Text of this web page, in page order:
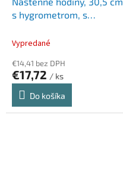
s hygrometrom, s
chrómové
Vypredané
€14,41 bez DPH
€17,72 / ks
Do košíka